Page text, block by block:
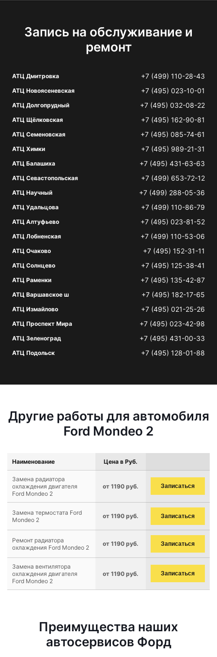
Запись на обслуживание и
ремонт
АТЦ Дмитровка +7 (499) 110-28-43
АТЦ Новоясеневская +7 (495) 023-10-01
АТЦ Долгопрудный +7 (495) 032-08-22
АТЦ Щёлковская +7 (495) 162-90-81
АТЦ Семеновская +7 (495) 085-74-61
АТЦ Химки +7 (495) 989-21-31
АТЦ Балашиха +7 (495) 431-63-63
АТЦ Севастопольская +7 (499) 653-72-12
АТЦ Научный +7 (499) 288-05-36
АТЦ Удальцова +7 (499) 110-86-79
АТЦ Алтуфьево +7 (495) 023-81-52
АТЦ Лобненская +7 (499) 110-53-06
АТЦ Очаково +7 (495) 152-31-11
АТЦ Солнцево +7 (495) 125-38-41
АТЦ Раменки +7 (495) 135-42-87
АТЦ Варшавское ш +7 (495) 182-17-65
АТЦ Измайлово +7 (495) 021-25-26
АТЦ Проспект Мира +7 (495) 023-42-98
АТЦ Зеленоград +7 (495) 431-00-33
АТЦ Подольск +7 (495) 128-01-88
Другие работы для автомобиля
Ford Mondeo 2
Наименование Цена в Руб.
Замена радиатора
охлаждения двигателя
Ford Mondeo 2
от 1190 руб. Записаться
Замена термостата Ford
Mondeo 2
от 1190 руб. Записаться
Ремонт радиатора
охлаждения Ford Mondeo 2
от 1190 руб. Записаться
Замена вентилятора
охлаждения двигателя
Ford Mondeo 2
от 1190 руб. Записаться
Преимущества наших
автосервисов Форд